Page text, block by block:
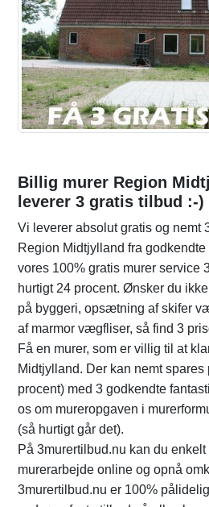
Billig murer Region
leverer 3 gratis tilbud :-)
Vi leverer absolut gratis og nemt
Region Midtjylland fra
vores 100% gratis murer service
hurtigt 24 procent. Ønsker du
på byggeri, opsætning af skifer
af marmor vægfliser, så find 3
Få en murer, som er villig til at
Midtjylland. Der kan nemt
procent) med 3 godkendte
os om mureropgaven i
(så hurtigt går det).
På 3murertilbud.nu kan du
murerarbejde online og opnå
3murertilbud.nu er 100%